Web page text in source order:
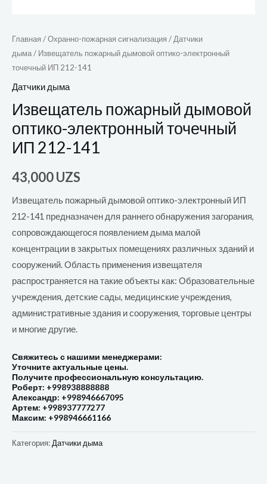
Главная /Охранно-пожарная сигнализация /Датчики
дыма/ Извещатель пожарный дымовой оптико-электронный
точечный ИП 212-141
Датчики дыма
Извещатель пожарный дымовой
оптико-электронный точечный
ИП 212-141
43,000UZS
Извещатель пожарный дымовой оптико-электронный ИП
212-141 предназначен для раннего обнаружения загорания,
сопровождающегося появлением дыма малой
концентрации в закрытых помещениях различных зданий и
сооружений. Область применения извещателя
распространяется на такие объекты как: Образовательные
учреждения, детские сады, медицинские учреждения,
административные здания и сооружения, торговые центры
и многие другие.
Свяжитесь с нашими менеджерами:
Уточните актуальные цены.
Получите профессиональную консультацию.
Роберт: +998938888888
Александр: +998946667095
Артем: +998937777277
Максим: +998946661166
Категория:Датчики дыма